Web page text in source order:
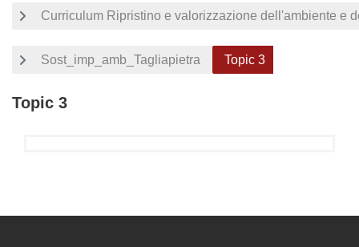
Curriculum Ripristino e valorizzazione dell'ambiente e
Sost_imp_amb_Tagliapietra Topic 3
Topic 3